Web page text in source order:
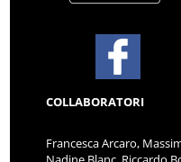
COLLABORATORI
Francesca Arcaro,